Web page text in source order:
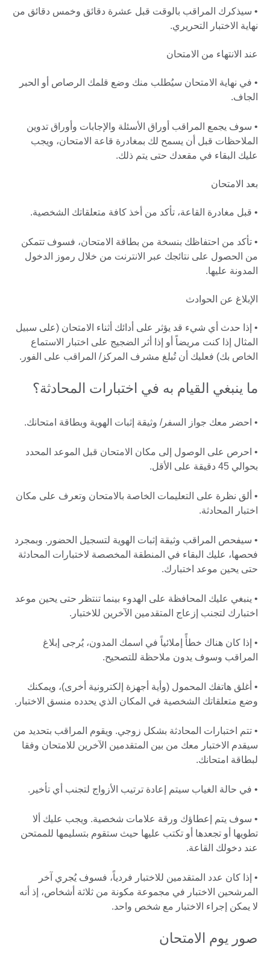
• سيذكرك المراقب بالوقت قبل عشرة دقائق وخمس دقائق من
نهاية الاختبار التحريري.
عند الانتهاء من الامتحان
• في نهاية الامتحان سيُطلب منك وضع قلمك الرصاص أو الحبر
الجاف.
• سوف يجمع المراقب أوراق الأسئلة والإجابات وأوراق تدوين
الملاحظات قبل أن يسمح لك بمغادرة قاعة الامتحان، ويجب
عليك البقاء في مقعدك حتى يتم ذلك.
بعد الامتحان
• قبل مغادرة القاعة، تأكد من أخذ كافة متعلقاتك الشخصية.
• تأكد من احتفاظك بنسخة من بطاقة الامتحان، فسوف تتمكن
من الحصول على نتائجك عبر الانترنت من خلال رموز الدخول
المدونة عليها.
الإبلاغ عن الحوادث
• إذا حدث أي شيء قد يؤثر على أدائك أثناء الامتحان (على سبيل
المثال إذا كنت مريضاً أو إذا أثر الضجيج على اختبار الاستماع
الخاص بك) فعليك أن تُبلغ مشرف المركز/ المراقب على الفور.
ما ينبغي القيام به في اختبارات المحادثة؟
• احضر معك جواز السفر/ وثيقة إثبات الهوية وبطاقة امتحانك.
• احرص على الوصول إلى مكان الامتحان قبل الموعد المحدد
بحوالي 45 دقيقة على الأقل.
• ألق نظرة على التعليمات الخاصة بالامتحان وتعرف على مكان
اختبار المحادثة.
• سيفحص المراقب وثيقة إثبات الهوية لتسجيل الحضور. وبمجرد
فحصها، عليك البقاء في المنطقة المخصصة لاختبارات المحادثة
حتى يحين موعد اختبارك.
• ينبغي عليك المحافظة على الهدوء بينما تنتظر حتى يحين موعد
اختبارك لتجنب إزعاج المتقدمين الآخرين للاختبار.
• إذا كان هناك خطأً إملائياً في اسمك المدون، يُرجى إبلاغ
المراقب وسوف يدون ملاحظة للتصحيح.
• أغلق هاتفك المحمول (وأية أجهزة إلكترونية أخرى)، ويمكنك
وضع متعلقاتك الشخصية في المكان الذي يحدده منسق الاختبار.
• تتم اختبارات المحادثة بشكل زوجي. ويقوم المراقب بتحديد من
سيقدم الاختبار معك من بين المتقدمين الآخرين للامتحان وفقا
لبطاقة امتحانك.
• في حالة الغياب سيتم إعادة ترتيب الأزواج لتجنب أي تأخير.
• سوف يتم إعطاؤك ورقة علامات شخصية. ويجب عليك ألا
تطويها أو تجعدها أو تكتب عليها حيث ستقوم بتسليمها للممتحن
عند دخولك القاعة.
• إذا كان عدد المتقدمين للاختبار فردياً، فسوف يُجري آخر
المرشحين الاختبار في مجموعة مكونة من ثلاثة أشخاص، إذ أنه
لا يمكن إجراء الاختبار مع شخص واحد.
صور يوم الامتحان